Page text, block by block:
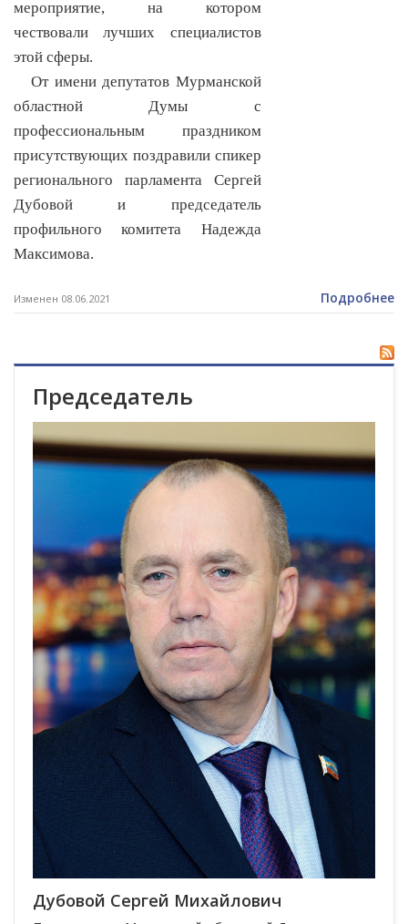
мероприятие, на котором
чествовали лучших специалистов
этой сферы.
От имени депутатов Мурманской
областной Думы с
профессиональным праздником
присутствующих поздравили спикер
регионального парламента Сергей
Дубовой и председатель
профильного комитета Надежда
Максимова.
Изменен 08.06.2021 Подробнее
Председатель
Дубовой Сергей Михайлович